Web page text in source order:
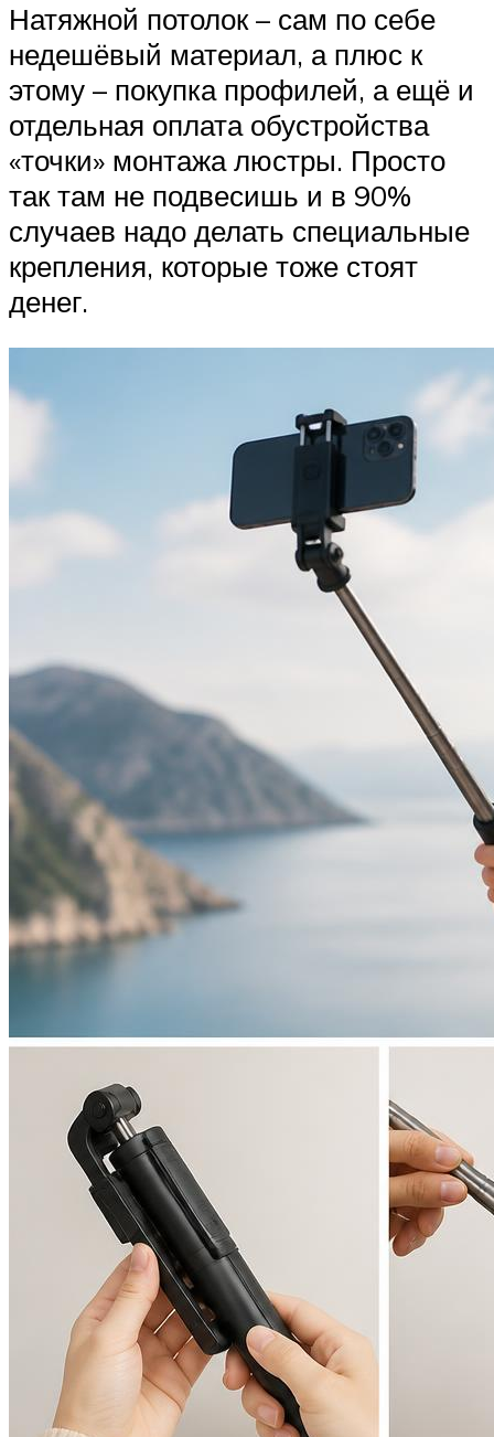
Натяжной потолок – сам по себе
недешёвый материал, а плюс к
этому – покупка профилей, а ещё и
отдельная оплата обустройства
«точки» монтажа люстры. Просто
так там не подвесишь и в 90%
случаев надо делать специальные
крепления, которые тоже стоят
денег.